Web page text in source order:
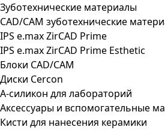
Зуботехнические материалы
CAD/CAM зуботехнические
IPS e.max ZirCAD Prime
IPS e.max ZirCAD Prime Esthetic
Блоки CAD/CAM
Диски Cercon
А-силикон для лабораторий
Аксессуары и вспомогательные
Кисти для нанесения керамики